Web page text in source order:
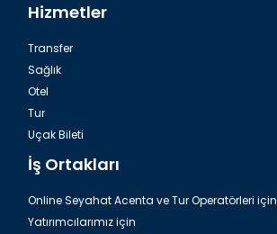
Hizmetler
Transfer
Sağlık
Otel
Tur
Uçak Bileti
İş Ortakları
Online Seyahat Acenta ve Tur Operatörleri için
Yatırımcılarımız için